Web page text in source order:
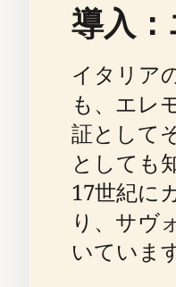
導入
イタリア
も、エレ
証として
としても
17世紀に
り、サヴ
いていま